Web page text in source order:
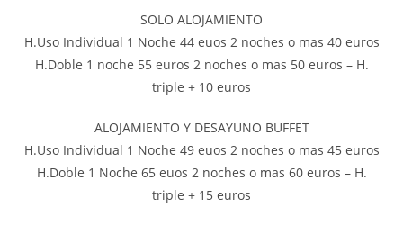
SOLO ALOJAMIENTO
H.Uso Individual 1 Noche 44 euos 2 noches o mas 40 euros
H.Doble 1 noche 55 euros 2 noches o mas 50 euros – H.
triple + 10 euros
ALOJAMIENTO Y DESAYUNO BUFFET
H.Uso Individual 1 Noche 49 euos 2 noches o mas 45 euros
H.Doble 1 Noche 65 euos 2 noches o mas 60 euros – H.
triple + 15 euros